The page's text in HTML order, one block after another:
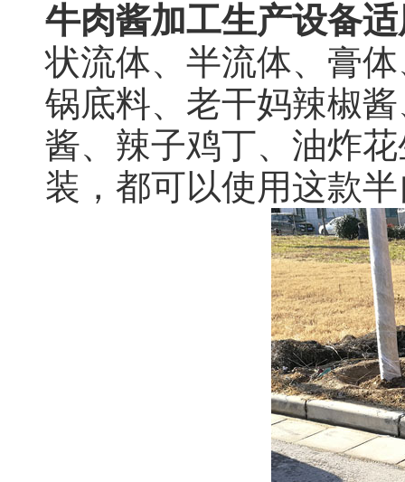
牛肉酱加工生产设备
状流体、半流体、膏
锅底料、老干妈辣椒
酱、辣子鸡丁、油炸
装，都可以使用这款